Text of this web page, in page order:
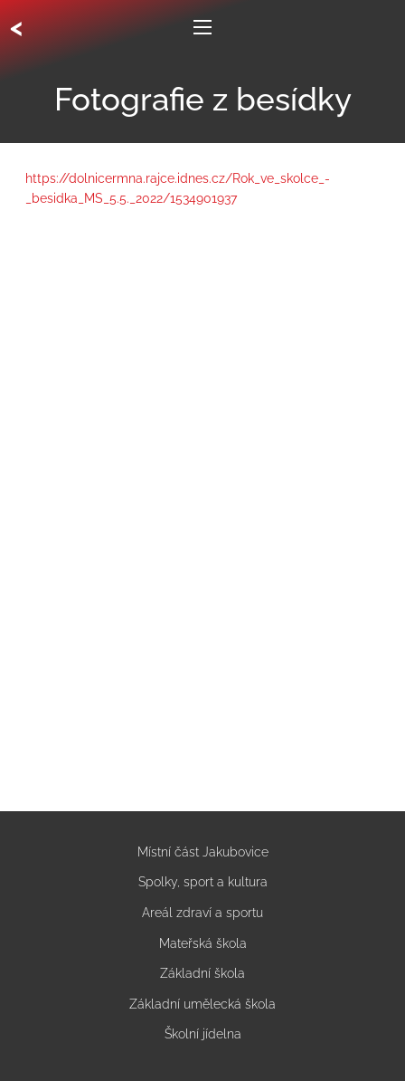
<
Fotografie z besídky
https://dolnicermna.rajce.idnes.cz/Rok_ve_skolce_-
_besidka_MS_5.5._2022/1534901937
Místní část Jakubovice
Spolky, sport a kultura
Areál zdraví a sportu
Mateřská škola
Základní škola
Základní umělecká škola
Školní jídelna